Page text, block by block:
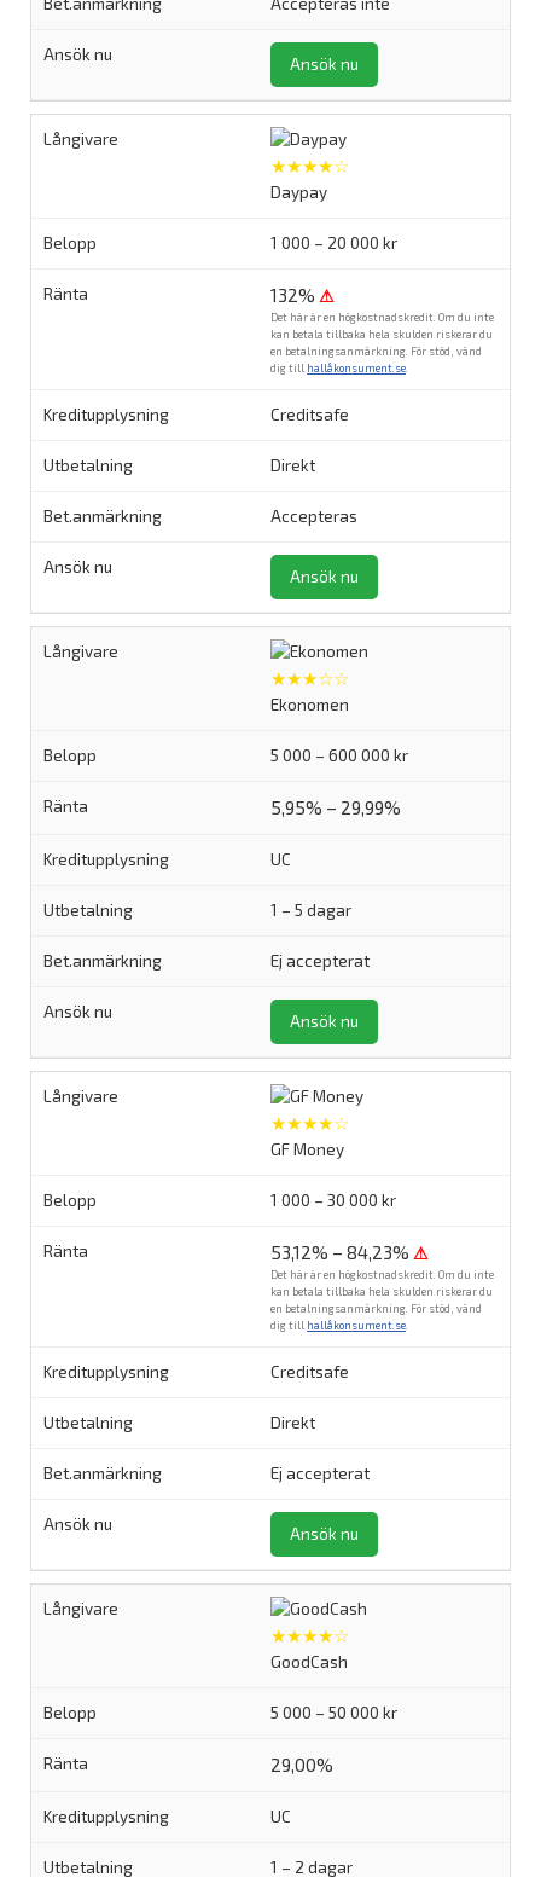
Ansök nu
★★★★☆
Daypay
1 000 – 20 000 kr
132% ⚠
Det här är en högkostnadskredit. Om du inte
kan betala tillbaka hela skulden riskerar du
en betalningsanmärkning. För stöd, vänd
dig till hallåkonsument.se
Creditsafe
Direkt
Accepteras
Ansök nu
★★★☆☆
Ekonomen
5 000 – 600 000 kr
5,95% – 29,99%
UC
1 – 5 dagar
Ej accepterat
Ansök nu
★★★★☆
GF Money
1 000 – 30 000 kr
53,12% – 84,23% ⚠
Det här är en högkostnadskredit. Om du inte
kan betala tillbaka hela skulden riskerar du
en betalningsanmärkning. För stöd, vänd
dig till hallåkonsument.se
Creditsafe
Direkt
Ej accepterat
Ansök nu
★★★★☆
GoodCash
5 000 – 50 000 kr
29,00%
UC
1 – 2 dagar